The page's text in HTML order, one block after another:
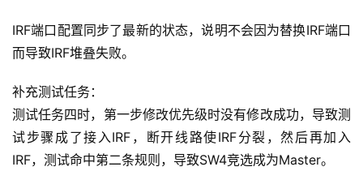
IRF端口配置同步了最新的状态，说明不会因为替换IRF端口
而导致IRF堆叠失败。
补充测试任务：
测试任务四时，第一步修改优先级时没有修改成功，导致测
试步骤成了接入IRF，断开线路使IRF分裂，然后再加入
IRF，测试命中第二条规则，导致SW4竞选成为Master。